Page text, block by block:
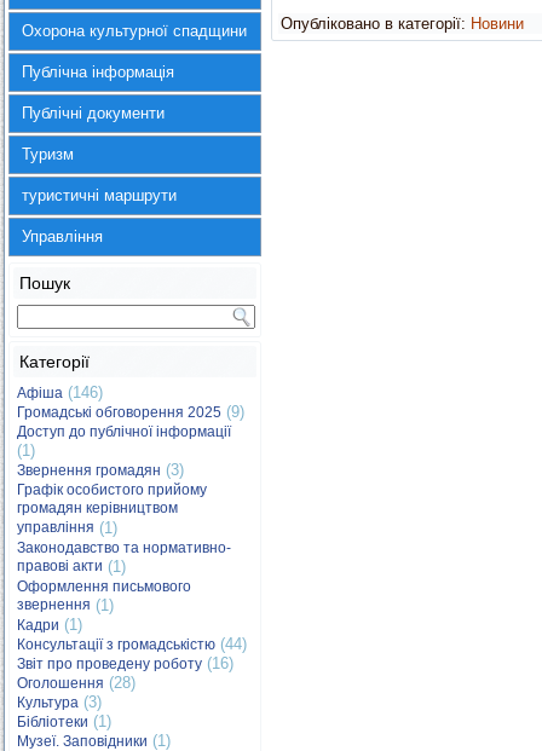
Охорона культурної спадщини
Публічна інформація
Публічні документи
Туризм
туристичні маршрути
Управління
Пошук
Категорії
Афіша (146)
Громадські обговорення 2025 (9)
Доступ до публічної інформації
(1)
Звернення громадян (3)
Графік особистого прийому
громадян керівництвом
управління (1)
Законодавство та нормативно-
правові акти (1)
Оформлення письмового
звернення (1)
Кадри (1)
Консультації з громадськістю (44)
Звіт про проведену роботу (16)
Оголошення (28)
Культура (3)
Бібліотеки (1)
Музеї. Заповідники (1)
Опубліковано в категорії: Новини